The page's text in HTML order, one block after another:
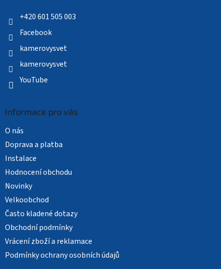
+420 601 505 003
Facebook
kamerovysvet
kamerovysvet
YouTube
Informace pro vás
O nás
Doprava a platba
Instalace
Hodnocení obchodu
Novinky
Velkoobchod
Často kladené dotazy
Obchodní podmínky
Vrácení zboží a reklamace
Podmínky ochrany osobních údajů